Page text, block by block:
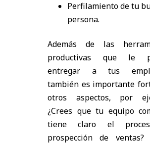
Perfilamiento de tu
persona.
Además de las
productivas que le
entregar a tus
también es importante
otros aspectos, por
¿Crees que tu equipo
tiene claro el
prospección de ventas?